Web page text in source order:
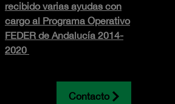
recibido varias ayudas con
cargo al Programa Operativo
FEDER de Andalucía 2014-
2020
Contacto